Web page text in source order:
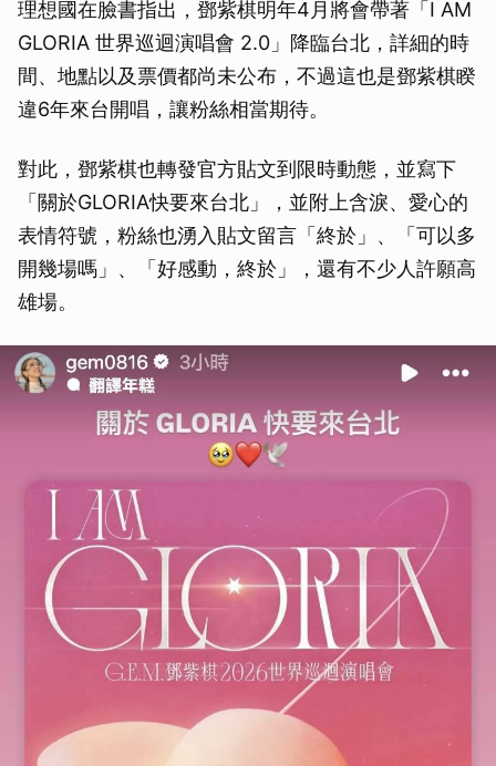
理想國在臉書指出，鄧紫棋明年4月將會帶著「I AM
GLORIA 世界巡迴演唱會 2.0」降臨台北，詳細的時
間、地點以及票價都尚未公布，不過這也是鄧紫棋睽
違6年來台開唱，讓粉絲相當期待。
對此，鄧紫棋也轉發官方貼文到限時動態，並寫下
「關於GLORIA快要來台北」，並附上含淚、愛心的
表情符號，粉絲也湧入貼文留言「終於」、「可以多
開幾場嗎」、「好感動，終於」，還有不少人許願高
雄場。